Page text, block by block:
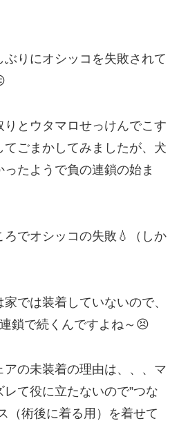
ぶりにオシッコを失敗されて
とウタマロせっけんでこす
てごまかしてみましたが、犬
たようで負の連鎖の始ま
でオシッコの失敗💧（しか
では装着していないので、
鎖で続くんですよね～😣
の未装着の理由は、、、マ
て役に立たないので”つな
（術後に着る用）を着せて